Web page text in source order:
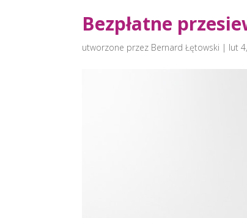
Bezpłatne
utworzone przez Bernard Łętowski | lut